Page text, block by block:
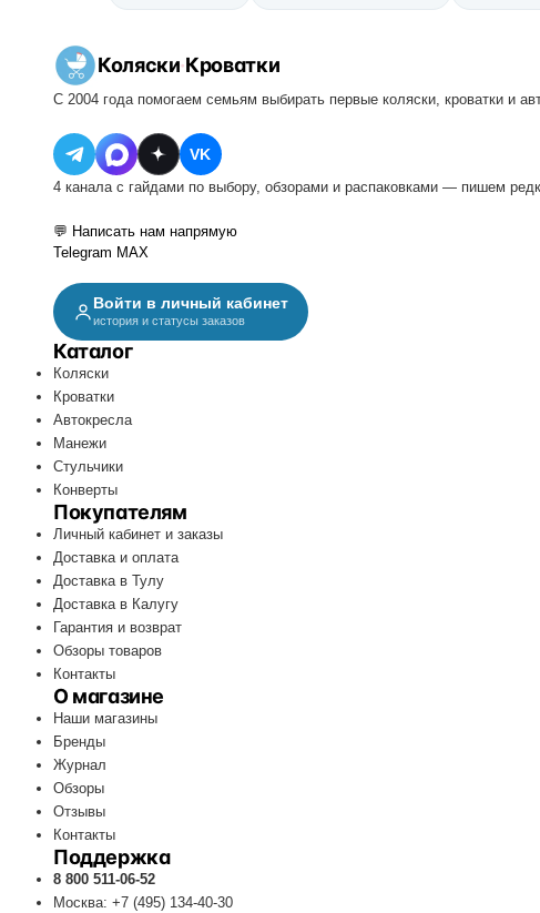
Коляски·Кроватки
С 2004 года помогаем семьям выбирать первые коляски, кроватки и
VK
4 канала с гайдами по выбору, обзорами и распаковками — пишем
💬 Написать нам напрямую
Telegram MAX
Войти в личный кабинет
история и статусы заказов
Каталог
Коляски
Кроватки
Автокресла
Манежи
Стульчики
Конверты
Покупателям
Личный кабинет и заказы
Доставка и оплата
Доставка в Тулу
Доставка в Калугу
Гарантия и возврат
Обзоры товаров
Контакты
О магазине
Наши магазины
Бренды
Журнал
Обзоры
Отзывы
Контакты
Поддержка
8 800 511-06-52
Москва: +7 (495) 134-40-30